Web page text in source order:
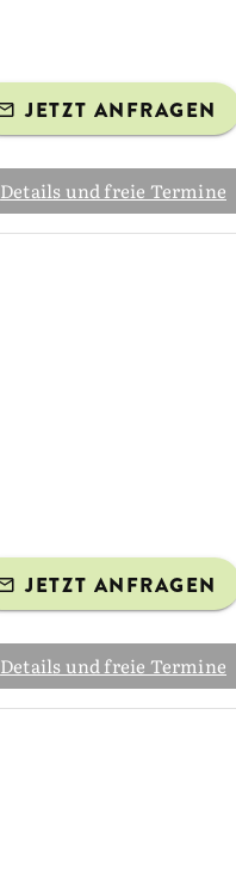
JETZT ANFRAGEN
Details und freie Termine
JETZT ANFRAGEN
Details und freie Termine